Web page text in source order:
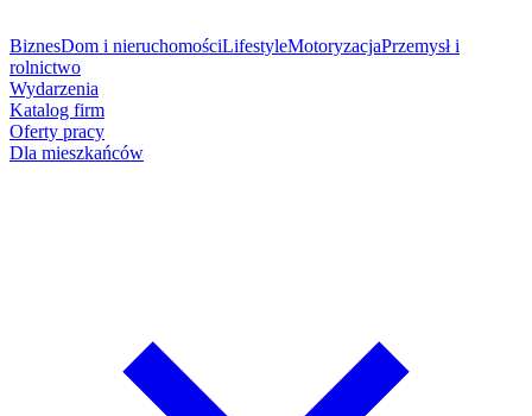
BiznesDom i nieruchomościLifestyleMotoryzacjaPrzemysł i
rolnictwo
Wydarzenia
Katalog firm
Oferty pracy
Dla mieszkańców